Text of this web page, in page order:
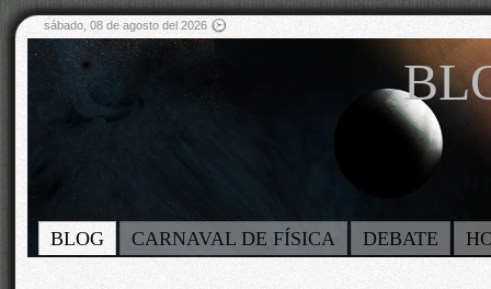
sábado, 08 de agosto del 2026
BLOG CARNAVAL DE FÍSICA DEBATE